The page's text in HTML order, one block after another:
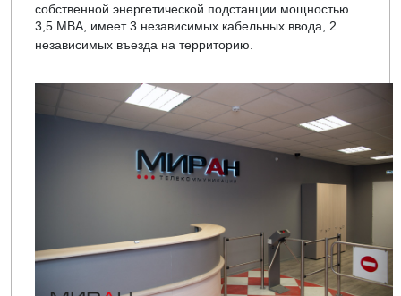
собственной энергетической подстанции мощностью
3,5 МВА, имеет 3 независимых кабельных ввода, 2
независимых въезда на территорию.